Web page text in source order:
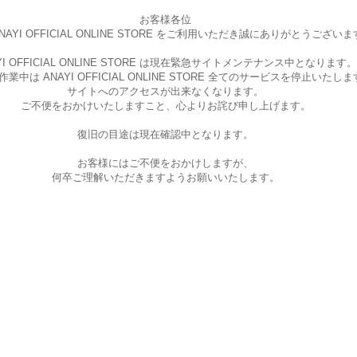
お客様各位
OFFICIAL ONLINE STORE をご利用いただき誠にありがとうございま
OFFICIAL ONLINE STORE は現在緊急サイトメンテナンス中となります。
業中は ANAYI OFFICIAL ONLINE STORE 全てのサービスを停止いたしま
サイトへのアクセスが出来なくなります。
ご不便をおかけいたしますこと、 心よりお詫び申し上げます。
復旧の目途は現在確認中となります。
お客様にはご不便をおかけしますが、
何卒ご理解いただきますようお願いいたします。